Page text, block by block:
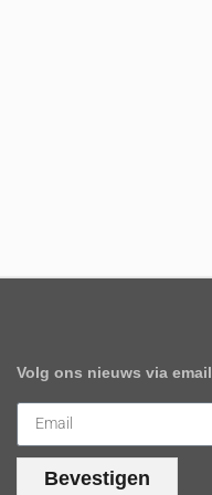
Volg ons nieuws via email
Bevestigen